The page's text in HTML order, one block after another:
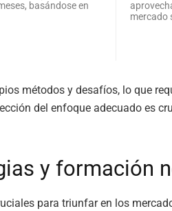
basándose en
mercado
métodos y desafíos, lo que
del enfoque adecuado es
y formación
para triunfar en los